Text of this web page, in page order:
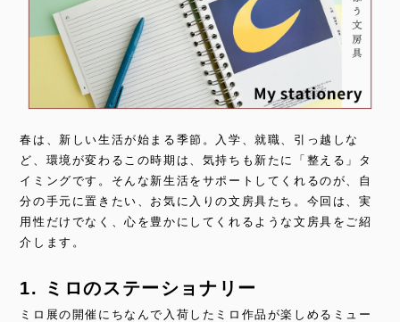
春は、新しい生活が始まる季節。入学、就職、引っ越しな
ど、環境が変わるこの時期は、気持ちも新たに「整える」タ
イミングです。そんな新生活をサポートしてくれるのが、自
分の手元に置きたい、お気に入りの文房具たち。今回は、実
用性だけでなく、心を豊かにしてくれるような文房具をご紹
介します。
1. ミロのステーショナリー
ミロ展の開催にちなんで入荷したミロ作品が楽しめるミュー